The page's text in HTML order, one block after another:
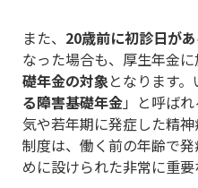
また、 20歳前に初診日が
なった場合も、厚生年金
礎年金の対象となります
る障害基礎年金」と呼ば
気や若年期に発症した精
制度は、働く前の年齢で
めに設けられた非常に重要